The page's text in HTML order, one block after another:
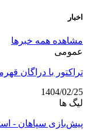
اخبار
مشاهده همه خبرها
عمومی
تراکتور با دراگان
1404/02/25
لیگ ها
پیش‌بازی سپاهان -